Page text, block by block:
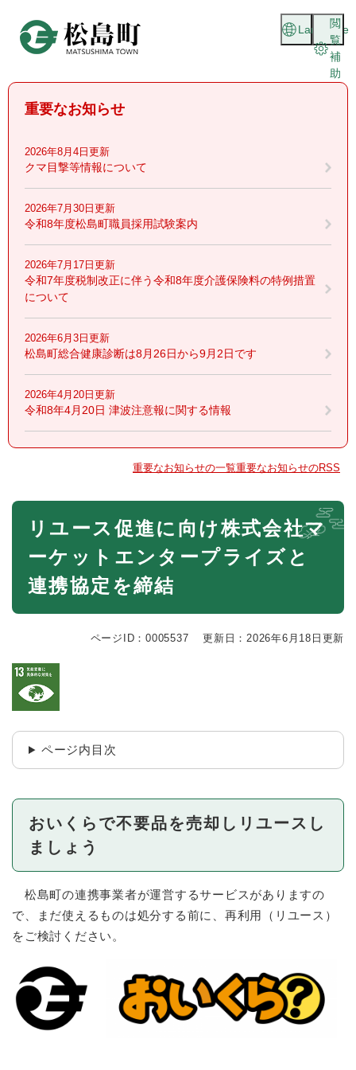
頭
閲
覧
補
助
Language
重要なお知らせ
2026年8月4日更新
クマ目撃等情報について
2026年7月30日更新
令和8年度松島町職員採用試験案内
2026年7月17日更新
令和7年度税制改正に伴う令和8年度介護保険料の特例措置
について
2026年6月3日更新
松島町総合健康診断は8月26日から9月2日です
2026年4月20日更新
令和8年4月20日 津波注意報に関する情報
重要なお知らせの一覧重要なお知らせのRSS
本
リユース促進に向け株式会社マ
ーケットエンタープライズと
連携協定を締結
ページID：0005537 更新日：2026年6月18日更新
ページ内目次
おいくらで不要品を売却しリユースし
ましょう
松島町の連携事業者が運営するサービスがありますの
で、まだ使えるものは処分する前に、再利用（リユース）
をご検討ください。